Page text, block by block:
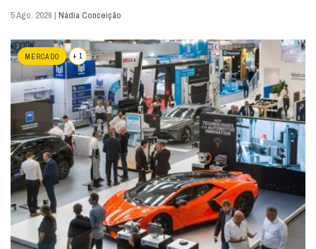
5 Ago. 2026 | Nádia Conceição
MERCADO + 1